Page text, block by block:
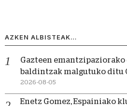
AZKEN ALBISTEAK…
Gazteen
baldintzak malgutuko ditu
2026-08-05
Enetz Gomez, Espainiako